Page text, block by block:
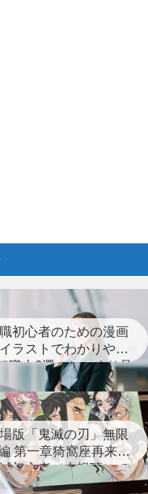
初心者のための漫画
ラストでわかりやす
職本6選＋じっくり見
つめなおす本3選
版「鬼滅の刃」無限
第一章猗窩座再来は
初心者（未視聴）で
も楽しめる？